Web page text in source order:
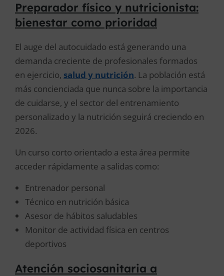
Preparador físico y nutricionista:
bienestar como prioridad
El auge del autocuidado está generando una
demanda creciente de profesionales formados
en ejercicio, salud y nutrición. La población está
más concienciada que nunca sobre la importancia
de cuidarse, y el sector del entrenamiento
personalizado y la nutrición seguirá creciendo en
2026.
Un curso corto orientado a esta área permite
acceder rápidamente a salidas como:
Entrenador personal
Técnico en nutrición básica
Asesor de hábitos saludables
Monitor de actividad física en centros
deportivos
Atención sociosanitaria a